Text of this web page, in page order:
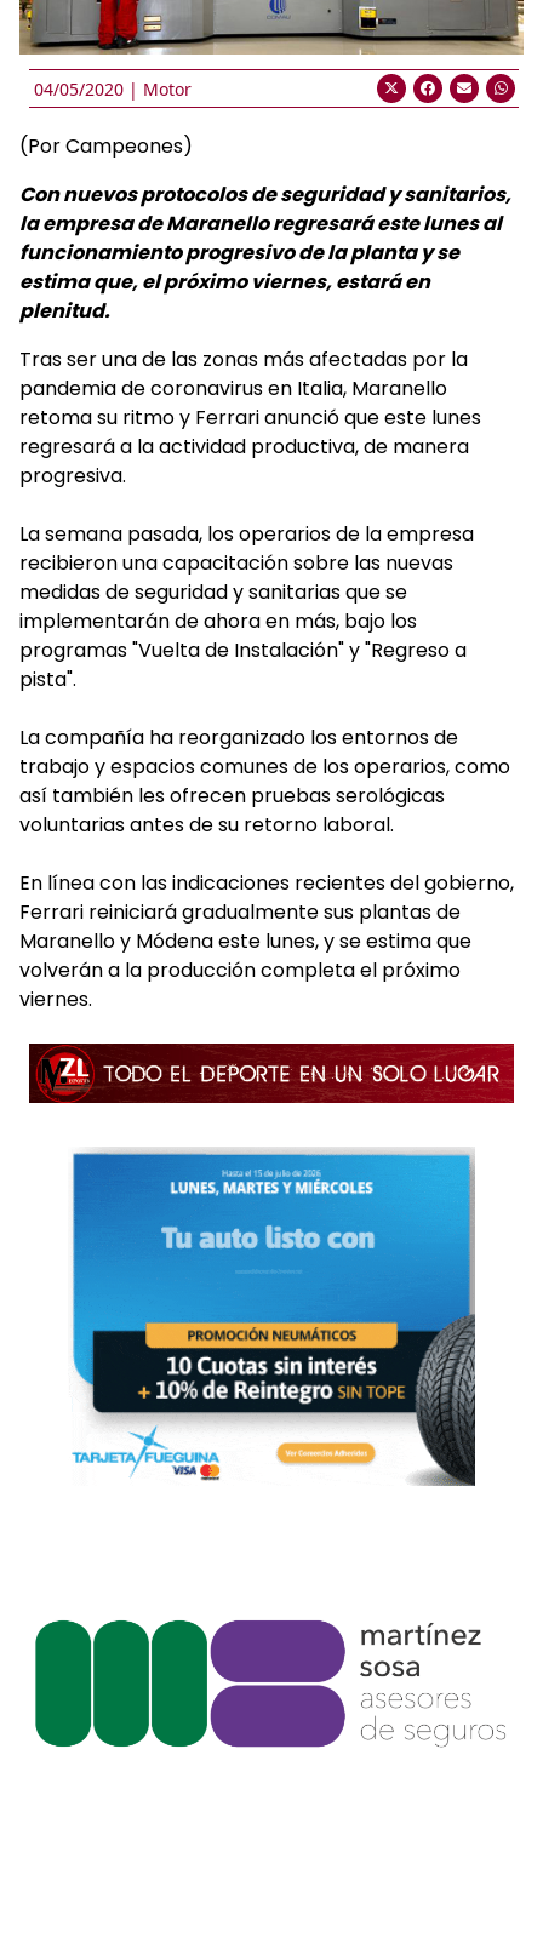
04/05/2020 | Motor
(Por Campeones)
Con nuevos protocolos de seguridad y sanitarios,
la empresa de Maranello regresará este lunes al
funcionamiento progresivo de la planta y se
estima que, el próximo viernes, estará en
plenitud.
Tras ser una de las zonas más afectadas por la
pandemia de coronavirus en Italia, Maranello
retoma su ritmo y Ferrari anunció que este lunes
regresará a la actividad productiva, de manera
progresiva.
La semana pasada, los operarios de la empresa
recibieron una capacitación sobre las nuevas
medidas de seguridad y sanitarias que se
implementarán de ahora en más, bajo los
programas "Vuelta de Instalación" y "Regreso a
pista".
La compañía ha reorganizado los entornos de
trabajo y espacios comunes de los operarios, como
así también les ofrecen pruebas serológicas
voluntarias antes de su retorno laboral.
En línea con las indicaciones recientes del gobierno,
Ferrari reiniciará gradualmente sus plantas de
Maranello y Módena este lunes, y se estima que
volverán a la producción completa el próximo
viernes.